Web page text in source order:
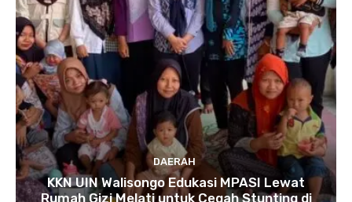
DAERAH
KKN UIN Walisongo Edukasi MPASI Lewat
Rumah Gizi Melati untuk Cegah Stunting di